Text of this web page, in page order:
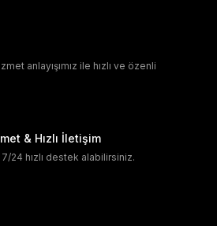
anlayışımız ile hızlı ve özenli
& Hızlı İletişim
24 hızlı destek alabilirsiniz.